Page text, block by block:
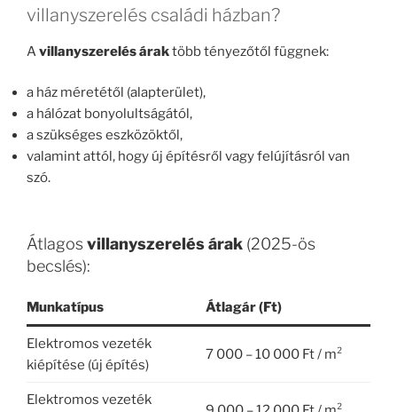
villanyszerelés családi házban?
Avillanyszerelés áraktöbb tényezőtől függnek:
a ház méretétől (alapterület),
a hálózat bonyolultságától,
a szükséges eszközöktől,
valamint attól, hogy új építésről vagy felújításról van
szó.
Átlagosvillanyszerelés árak (2025-ös
becslés):
Munkatípus Átlagár (Ft)
Elektromos vezeték
kiépítése (új építés)
7 000 – 10 000 Ft / m²
Elektromos vezeték